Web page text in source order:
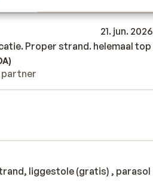
21. jun. 2026
Proper strand. helemaal top
Proper strand. helemaal top
partner
liggestole (gratis) , parasol